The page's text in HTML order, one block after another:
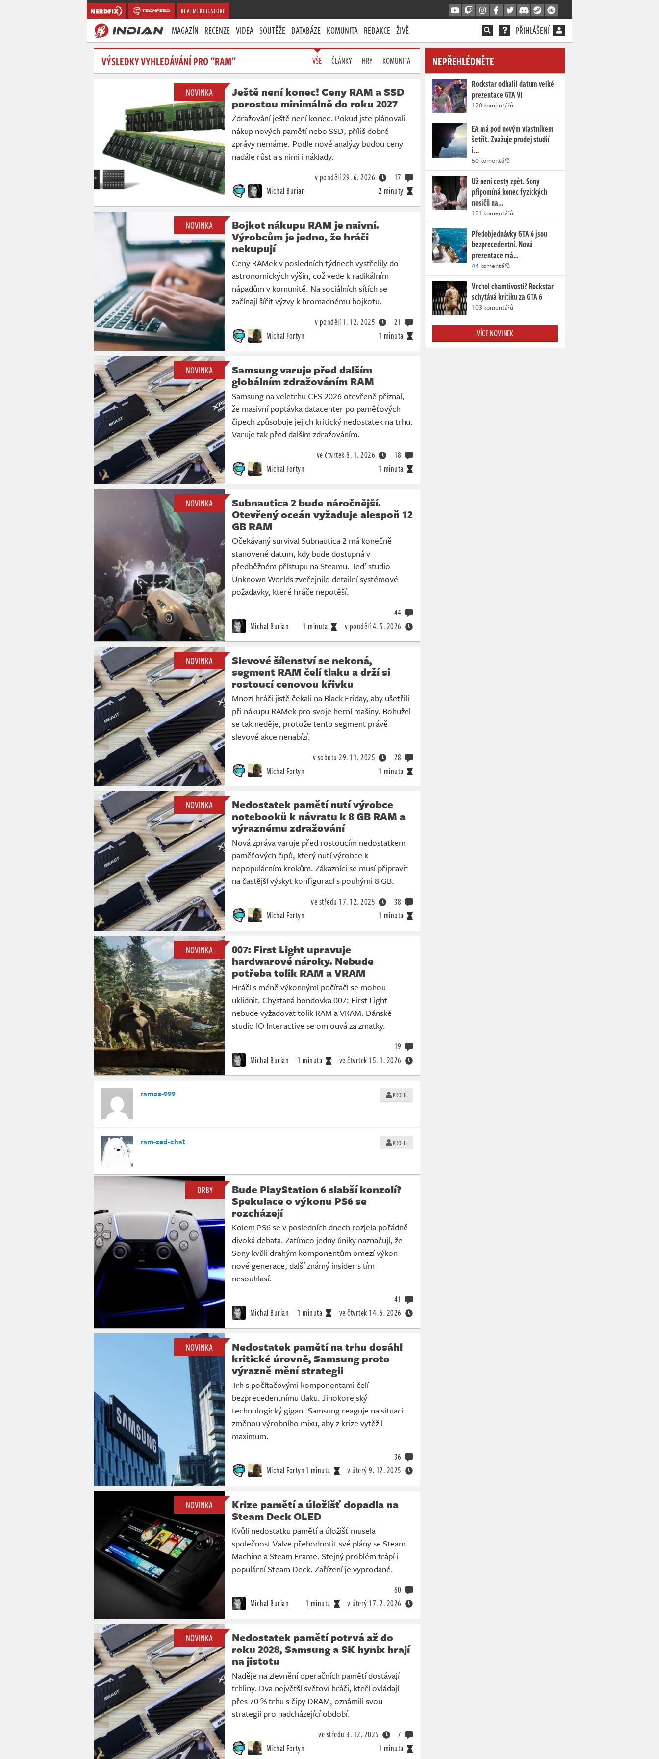
REALMERCH.STORE
MAGAZÍN RECENZE VIDEA SOUTĚŽE DATABÁZE KOMUNITA REDAKCE ŽIVĚ PŘIHLÁŠENÍ
VÝSLEDKY VYHLEDÁVÁNÍ PRO "RAM" VŠE ČLÁNKY HRY KOMUNITA
NOVINKA
Ještě není konec! Ceny RAM a SSD
porostou minimálně do roku 2027
Zdražování ještě není konec. Pokud jste plánovali
nákup nových pamětí nebo SSD, příliš dobré
zprávy nemáme. Podle nové analýzy budou ceny
nadále růst a s nimi i náklady.
Michal Burian 2 minuty
v pondělí29. 6. 2026 17
NOVINKA
Bojkot nákupu RAM je naivní.
Výrobcům je jedno, že hráči
nekupují
Ceny RAMek v posledních týdnech vystřelily do
astronomických výšin, což vede k radikálním
nápadům v komunitě. Na sociálních sítích se
začínají šířit výzvy k hromadnému bojkotu.
Michal Fortyn 1 minuta
v pondělí1. 12. 2025 21
NOVINKA
Samsung varuje před dalším
globálním zdražováním RAM
Samsung na veletrhu CES 2026 otevřeně přiznal,
že masivní poptávka datacenter po paměťových
čipech způsobuje jejich kritický nedostatek na trhu.
Varuje tak před dalším zdražováním.
Michal Fortyn 1 minuta
ve čtvrtek8. 1. 2026 18
NOVINKA
Subnautica 2 bude náročnější.
Otevřený oceán vyžaduje alespoň 12
GB RAM
Očekávaný survival Subnautica 2 má konečně
stanovené datum, kdy bude dostupná v
předběžném přístupu na Steamu. Teď studio
Unknown Worlds zveřejnilo detailní systémové
požadavky, které hráče nepotěší.
Michal Burian 1 minuta v pondělí4. 5. 2026
44
NOVINKA
Slevové šílenství se nekoná,
segment RAM čelí tlaku a drží si
rostoucí cenovou křivku
Mnozí hráči jistě čekali na Black Friday, aby ušetřili
při nákupu RAMek pro svoje herní mašiny. Bohužel
se tak neděje, protože tento segment právě
slevové akce nenabízí.
Michal Fortyn 1 minuta
v sobotu 29. 11. 2025 28
NOVINKA
Nedostatek pamětí nutí výrobce
notebooků k návratu k 8 GB RAM a
výraznému zdražování
Nová zpráva varuje před rostoucím nedostatkem
paměťových čipů, který nutí výrobce k
nepopulárním krokům. Zákazníci se musí připravit
na častější výskyt konfigurací s pouhými 8 GB.
Michal Fortyn 1 minuta
ve středu 17. 12. 2025 38
NOVINKA
007: First Light upravuje
hardwarové nároky. Nebude
potřeba tolik RAM a VRAM
Hráči s méně výkonnými počítači se mohou
uklidnit. Chystaná bondovka 007: First Light
nebude vyžadovat tolik RAM a VRAM. Dánské
studio IO Interactive se omlouvá za zmatky.
Michal Burian 1 minuta ve čtvrtek 15. 1. 2026
19
ramos-999 PROFIL
ram-zed-chat PROFIL
DRBY
Bude PlayStation 6 slabší konzolí?
Spekulace o výkonu PS6 se
rozcházejí
Kolem PS6 se v posledních dnech rozjela pořádně
divoká debata. Zatímco jedny úniky naznačují, že
Sony kvůli drahým komponentům omezí výkon
nové generace, další známý insider s tím
nesouhlasí.
Michal Burian 1 minuta ve čtvrtek 14. 5. 2026
41
NOVINKA
Nedostatek pamětí na trhu dosáhl
kritické úrovně, Samsung proto
výrazně mění strategii
Trh s počítačovými komponentami čelí
bezprecedentnímu tlaku. Jihokorejský
technologický gigant Samsung reaguje na situaci
změnou výrobního mixu, aby z krize vytěžil
maximum.
Michal Fortyn1 minuta v úterý9. 12. 2025
36
NOVINKA
Krize pamětí a úložišť dopadla na
Steam Deck OLED
Kvůli nedostatku pamětí a úložišť musela
společnost Valve přehodnotit své plány se Steam
Machine a Steam Frame. Stejný problém trápí i
populární Steam Deck. Zařízení je vyprodané.
Michal Burian 1 minuta v úterý 17. 2. 2026
60
NOVINKA
Nedostatek pamětí potrvá až do
roku 2028, Samsung a SK hynix hrají
na jistotu
Naděje na zlevnění operačních pamětí dostávají
trhliny. Dva největší světoví hráči, kteří ovládají
přes 70 % trhu s čipy DRAM, oznámili svou
strategii pro nadcházející období.
Michal Fortyn 1 minuta
ve středu 3. 12. 2025 7
NEPŘEHLÉDNĚTE
Rockstar odhalil datum velké
prezentace GTA VI
120 komentářů
EA má pod novým vlastníkem
šetřit. Zvažuje prodej studií
i…
50 komentářů
Už není cesty zpět. Sony
připomíná konec fyzických
nosičů na…
121 komentářů
Předobjednávky GTA 6 jsou
bezprecedentní. Nová
prezentace má…
44 komentářů
Vrchol chamtivosti? Rockstar
schytává kritiku za GTA 6
103 komentářů
VÍCE NOVINEK